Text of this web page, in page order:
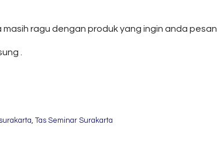
ragu dengan produk yang ingin anda pesan
.
, Tas Seminar Surakarta